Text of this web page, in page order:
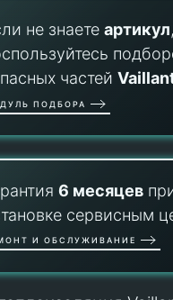
не знаете артикул
частей
ПОДБОРА
6 месяцев
сервисным
И ОБСЛУЖИВАНИЕ